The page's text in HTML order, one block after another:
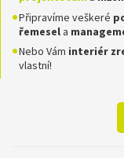
Připravíme veškeré
řemesela
Nebo Vám interiér
vlastní!